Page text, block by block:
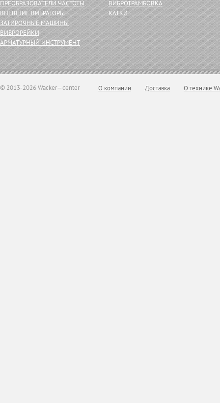
ПРЕОБРАЗОВАТЕЛИ ЧАСТОТЫ
ВНЕШНИЕ ВИБРАТОРЫ
ЗАТИРОЧНЫЕ МАШИНЫ
ВИБРОРЕЙКИ
АРМАТУРНЫЙ ИНСТРУМЕНТ
ВИБРОТРАМБОВКА
КАТКИ
© 2013-2026 Wacker—center О компании Доставка О технике